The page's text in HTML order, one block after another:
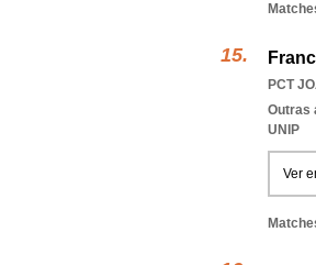
PCT
Outras
UNIP
Ver